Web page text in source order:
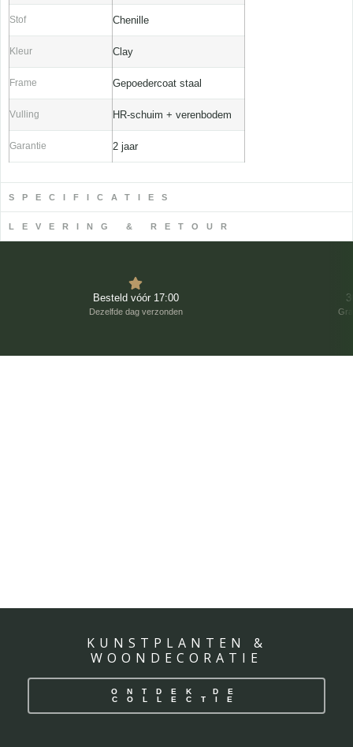
Stof Chenille
Kleur Clay
Frame Gepoedercoat staal
Vulling HR-schuim + verenbodem
Garantie 2 jaar
SPECIFICATIES
LEVERING & RETOUR
Besteld vóór 17:00
Dezelfde dag verzonden
KUNSTPLANTEN &
WOONDECORATIE
ONTDEK DE
COLLECTIE